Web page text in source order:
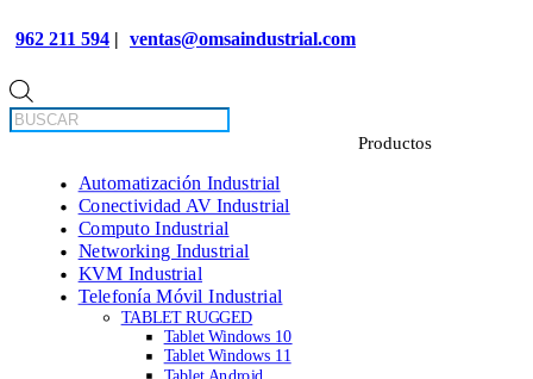
962 211 594 | ventas@omsaindustrial.com
de
productos
Automatización Industrial
Conectividad AV Industrial
Computo Industrial
Networking Industrial
KVM Industrial
Telefonía Móvil Industrial
TABLET RUGGED
Tablet Windows 10
Tablet Windows 11